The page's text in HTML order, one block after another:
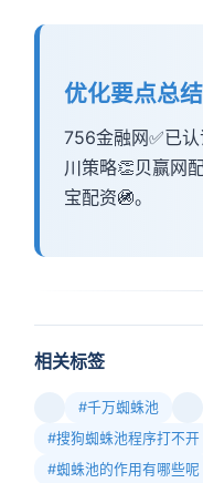
优化要点总结
756金融网✅已
川策略👏贝赢网
宝配资🚳。
相关标签
#千万蜘蛛池
#搜狗蜘蛛池程序打不开
#蜘蛛池的作用有哪些呢